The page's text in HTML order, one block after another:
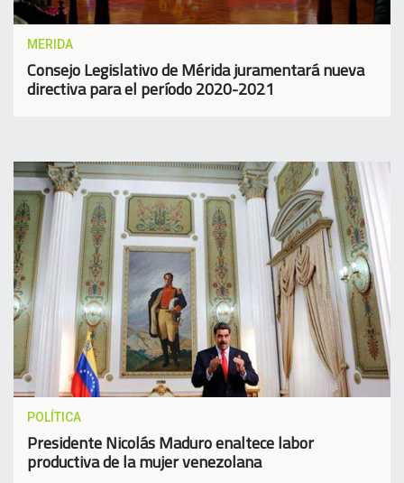
MERIDA
Consejo Legislativo de Mérida juramentará nueva
directiva para el período 2020-2021
POLÍTICA
Presidente Nicolás Maduro enaltece labor
productiva de la mujer venezolana